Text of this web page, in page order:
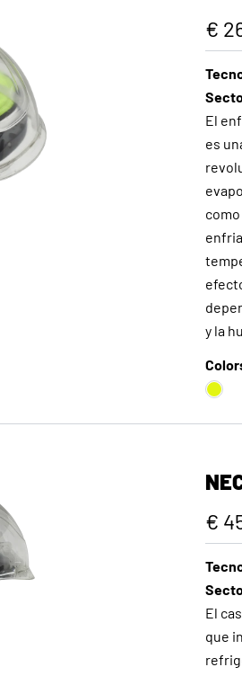
€
El
es
y la
€
El
que